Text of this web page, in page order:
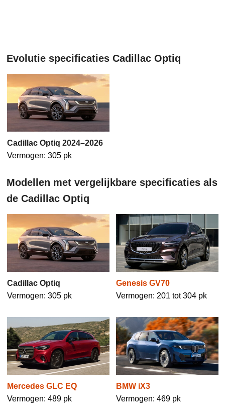
Evolutie specificaties Cadillac Optiq
Cadillac Optiq 2024–2026
Vermogen: 305 pk
Modellen met vergelijkbare specificaties als
de Cadillac Optiq
Cadillac Optiq
Vermogen: 305 pk
Genesis GV70
Vermogen: 201 tot 304 pk
Mercedes GLC EQ
Vermogen: 489 pk
BMW iX3
Vermogen: 469 pk